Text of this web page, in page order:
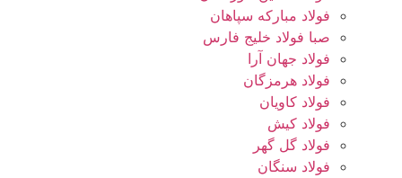
فولاد مبارکه سپاهان
صبا فولاد خلیج فارس
فولاد جهان آرا
فولاد هرمزگان
فولاد کاویان
فولاد کیش
فولاد گل گهر
فولاد سنگان